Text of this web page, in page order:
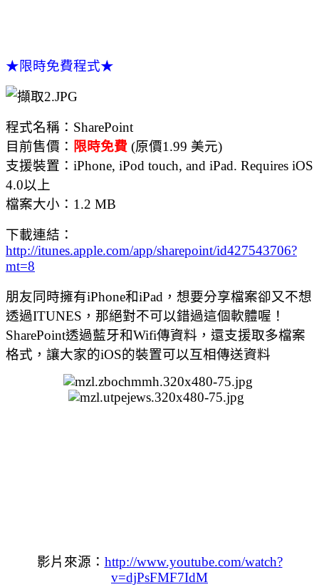
★限時免費程式★
程式名稱：SharePoint
目前售價： 限時免費 (原價1.99 美元)
支援裝置：iPhone, iPod touch, and iPad. Requires iOS
4.0以上
檔案大小：1.2 MB
下載連結：
http://itunes.apple.com/app/sharepoint/id427543706?
mt=8
朋友同時擁有iPhone和iPad，想要分享檔案卻又不想
透過ITUNES，那絕對不可以錯過這個軟體喔！
SharePoint透過藍牙和Wifi傳資料，還支援取多檔案
格式，讓大家的iOS的裝置可以互相傳送資料
影片來源： http://www.youtube.com/watch?
v=djPsFMF7IdM